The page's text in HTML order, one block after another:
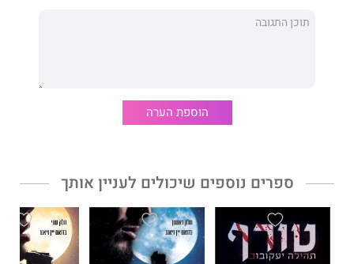
הוספת הערה
ספרים נוספים שיכולים לעניין אותך